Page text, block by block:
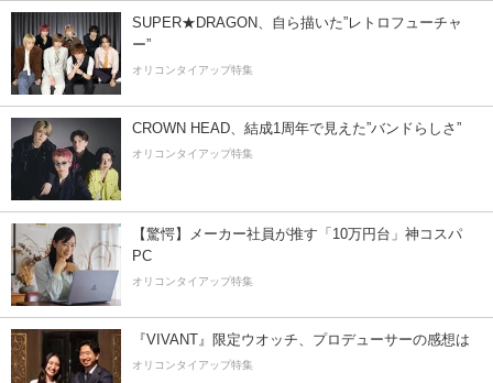
SUPER★DRAGON、自ら描いた”レトロフューチャ
ー”
オリコンタイアップ特集
CROWN HEAD、結成1周年で見えた”バンドらしさ”
オリコンタイアップ特集
【驚愕】メーカー社員が推す「10万円台」神コスパ
PC
オリコンタイアップ特集
『VIVANT』限定ウオッチ、プロデューサーの感想は
オリコンタイアップ特集